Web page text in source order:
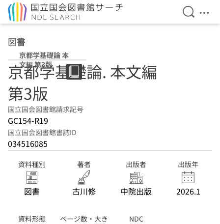
検索を
メ
図書
京都学基礎論 本
文編 第3版
京都学基礎論. 本文編
第3版
国立国会図書館請求記号
GC154-R19
国立国会図書館書誌ID
034516085
資料種別
図書
著者
古川修
出版者
中院出版
出版年
2026.1
資料形態
ページ数・大き
NDC